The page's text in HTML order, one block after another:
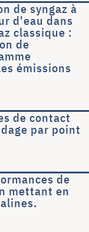
de syngaz à
d'eau dans
classique :
de
émissions
de contact
par point
de
mettant en